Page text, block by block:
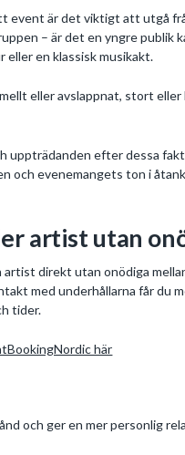
event är det viktigt att utgå
– är det en yngre
eller en klassisk musikakt.
eller avslappnat, stort
uppträdanden efter dessa
och evenemangets ton i
artist utan
direkt utan onödiga
med underhållarna får du
tider.
här
och ger en mer personlig